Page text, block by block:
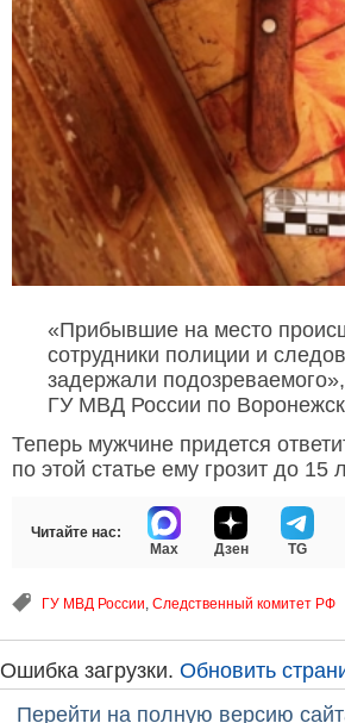
«Прибывшие на место
сотрудники полиции и
задержали
ГУ МВД России по
Теперь мужчине придется
по этой статье ему грозит до 15
Читайте нас:
Max
Дзен TG
ГУ МВД России, Следственный комитет РФ
Ошибка загрузки. Обновить
Перейти на полную версию